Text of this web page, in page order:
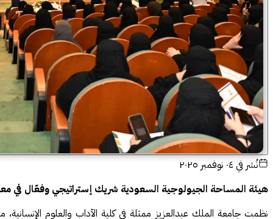
نُشر في٠٤ نوفمبر ٢٠٢٥
هيئة المساحة الجيولوجية السعودية شريك إستراتيجي وفعّال